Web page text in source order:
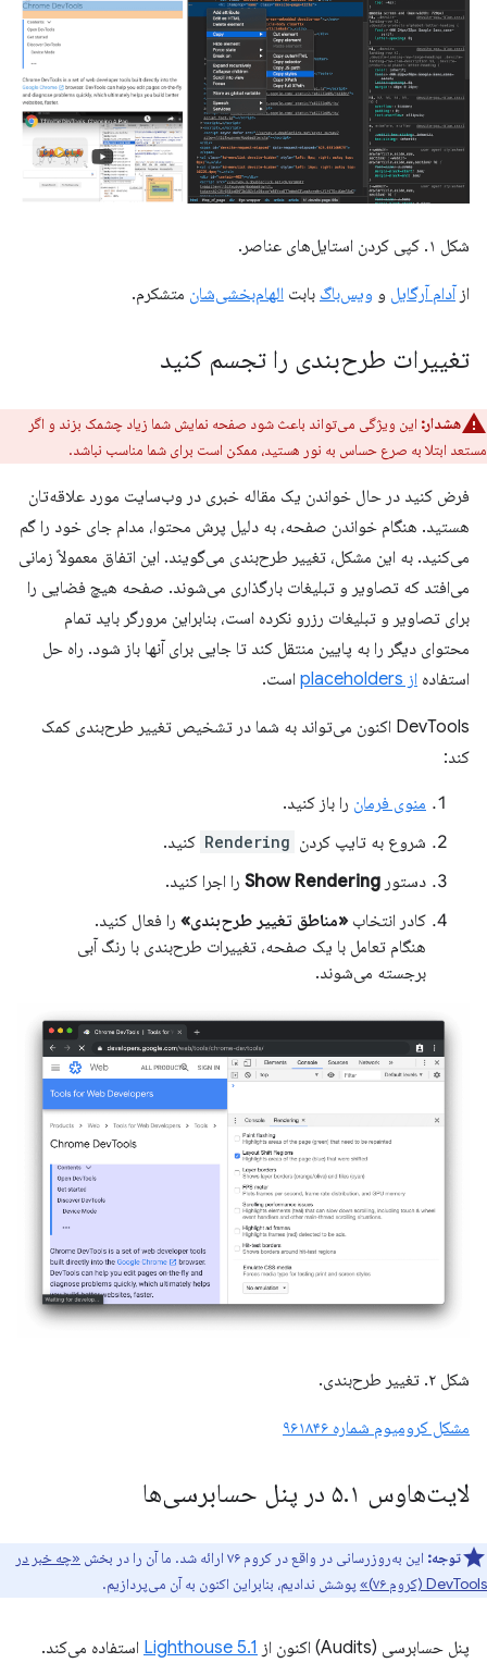
شکل ۱. کپی کردن استایل‌های عناصر.
از آدام آرگایل و ویس‌باگ بابت الهام‌بخشی‌شان متشکرم.
تغییرات طرح‌بندی را تجسم کنید
هشدار: این ویژگی می‌تواند باعث شود صفحه نمایش شما زیاد چشمک بزند و اگر
مستعد ابتلا به صرع حساس به نور هستید، ممکن است برای شما مناسب نباشد.
فرض کنید در حال خواندن یک مقاله خبری در وب‌سایت مورد علاقه‌تان
هستید. هنگام خواندن صفحه، به دلیل پرش محتوا، مدام جای خود را گم
می‌کنید. به این مشکل، تغییر طرح‌بندی می‌گویند. این اتفاق معمولاً زمانی
می‌افتد که تصاویر و تبلیغات بارگذاری می‌شوند. صفحه هیچ فضایی را
برای تصاویر و تبلیغات رزرو نکرده است، بنابراین مرورگر باید تمام
محتوای دیگر را به پایین منتقل کند تا جایی برای آنها باز شود. راه حل
استفاده از placeholders است.
DevTools اکنون می‌تواند به شما در تشخیص تغییر طرح‌بندی کمک
کند:
منوی فرمان را باز کنید.
شروع به تایپ کردن Rendering کنید.
دستور Show Rendering را اجرا کنید.
کادر انتخاب «مناطق تغییر طرح‌بندی» را فعال کنید.
هنگام تعامل با یک صفحه، تغییرات طرح‌بندی با رنگ آبی
برجسته می‌شوند.
شکل ۲. تغییر طرح‌بندی.
مشکل کرومیوم شماره ۹۶۱۸۴۶
لایت‌هاوس ۵ .۱ در پنل حسابرسی‌ها
توجه: این به‌روزرسانی در واقع در کروم ۷۶ ارائه شد. ما آن را در بخش
«چه خبر در
DevTools (کروم ۷۶)»
پوشش ندادیم، بنابراین اکنون به آن می‌پردازیم.
پنل حسابرسی (Audits) اکنون از Lighthouse 5.1 استفاده می‌کند.